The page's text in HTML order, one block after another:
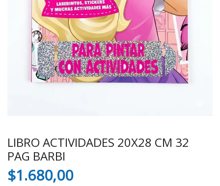
LIBRO ACTIVIDADES 20X28 CM 32
PAG BARBI
$1.680,00